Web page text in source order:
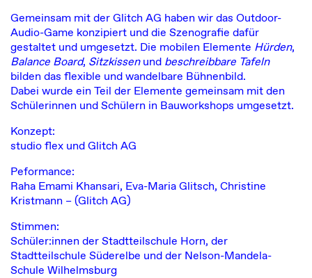
Gemeinsam mit der Glitch AG haben wir das Outdoor-
Audio-Game konzipiert und die Szenografie dafür
gestaltet und umgesetzt. Die mobilen Elemente Hürden,
Balance Board, Sitzkissenund beschreibbare Tafeln
bilden das flexible und wandelbare Bühnenbild.
Dabei wurde ein Teil der Elemente gemeinsam mit den
Schülerinnen und Schülern in Bauworkshops umgesetzt.
Konzept:
studio flex undGlitch AG
Peformance:
Raha Emami Khansari, Eva-Maria Glitsch, Christine
Kristmann – (Glitch AG)
Stimmen:
Schüler:innen der Stadtteilschule Horn, der
Stadtteilschule Süderelbe und der Nelson-Mandela-
Schule Wilhelmsburg